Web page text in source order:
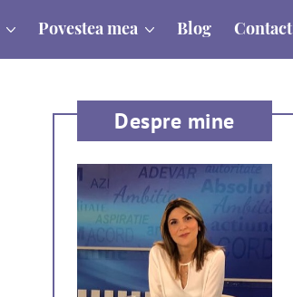
Povestea mea Blog Contact
Despre mine